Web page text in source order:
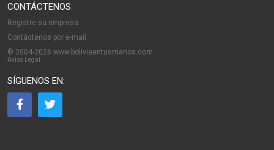
CONTÁCTENOS
Registre su empresa
Contáctenos por e-mail
© 2004-2026 www.boliviaentusmanos.com
Aviso Legal
SÍGUENOS EN: